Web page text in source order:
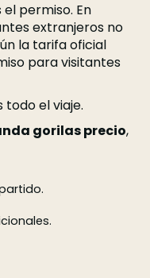
permiso. En
extranjeros no
la tarifa oficial
para visitantes
todo el viaje.
gorilas precio,